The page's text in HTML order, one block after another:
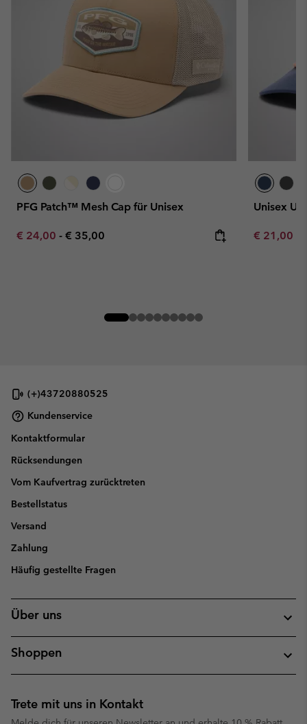
PFG Patch™ Mesh Cap für Unisex
Minimum sale price:
€ 24,00 - Maximum price:
€ 35,00
Unisex
Minimum
€ 21,00
(+)43720880525
Kundenservice
Kontaktformular
Rücksendungen
Vom Kaufvertrag zurücktreten
Bestellstatus
Versand
Zahlung
Häufig gestellte Fragen
Über uns
Shoppen
Trete mit uns in Kontakt